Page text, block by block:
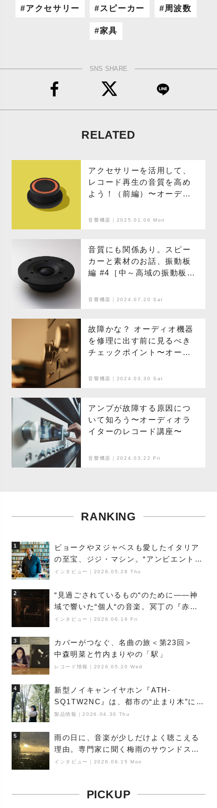
アクセサリー スピーカー 周波数
家具
SNS SHARE
RELATED
アクセサリーを活用して、
レコード再生の音質を高め
よう！（前編）〜オーディ
座〜
音響機器｜2025.01.06 Mon
音質にも関係あり。スピー
カーと素材のお話、振動板
編 #4［中～高域の振動板の
ターのレコード講座〜
音響機器｜2024.07.20 Sat
故障かな？ オーディオ機器
を修理に出す前に見るべき
チェックポイント〜オー
講座〜
音響機器｜2024.03.30 Sat
アンプが故障する原因につ
いて知ろう〜オーディオラ
イターのレコード講座〜
音響機器｜2024.03.22 Fri
RANKING
1
ビョークやヌジャベスも愛したイタリア
の至宝、ジジ・マシン。“アンビエントの
巨匠”が明かす創作の原点と、「動き」に
インタビュー 2026.05.28 Thu
2
“見過ごされているもの“のために――神
域で響いた“個人“の音楽。冥丁の『赤城
夜神楽』をレポート
インタビュー 2026.06.19 Fri
3
カバーがつなぐ、名曲の旅＜第23回＞
中森明菜と竹内まりやの「駅」
レコード情報 2026.05.20 Wed
4
新型ノイキャンイヤホン『ATH-
SQ1TW2NC』は、都市の“止まり木”にな
り得るーシンガーソングライター浮
製品情報 ｜2026.04.30 Thu
5
雨の日に、音楽が少しだけよく聴こえる
理由。専門家に聞く梅雨のサウンドス
ケープ
インタビュー 2026.06.15 Mon
PICKUP